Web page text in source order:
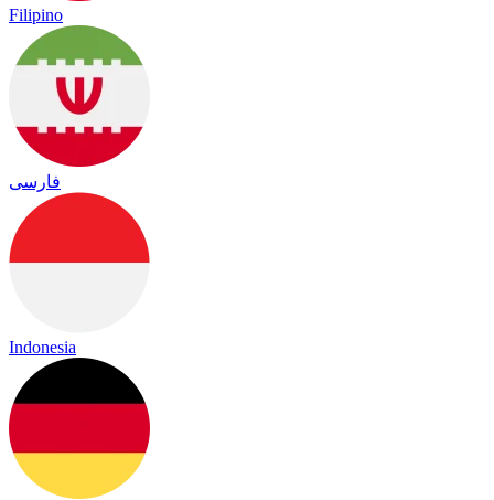
Filipino
فارسی
Indonesia